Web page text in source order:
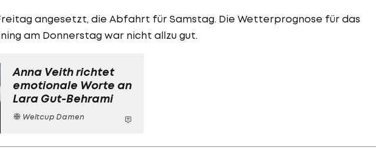
angesetzt, die Abfahrt für Samstag. Die Wetterprognose für das
am Donnerstag war nicht allzu gut.
Anna Veith richtet
emotionale Worte an
Lara Gut-Behrami
Weltcup Damen